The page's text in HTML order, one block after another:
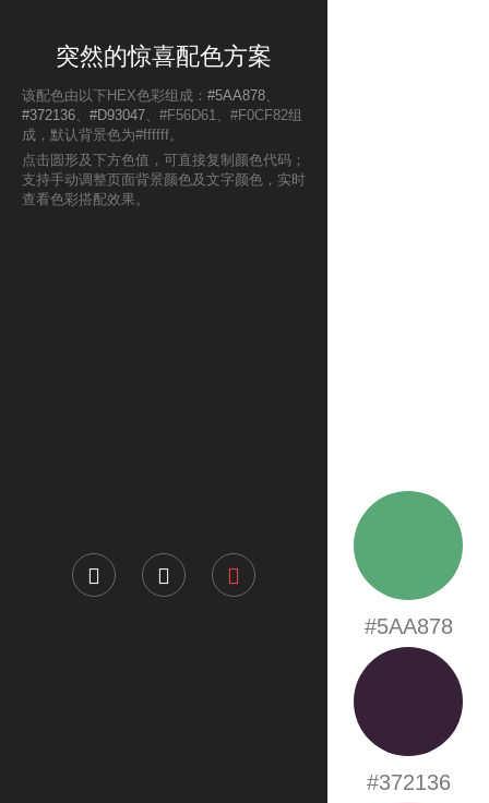
突然的惊喜配色方案
该配色由以下HEX色彩组成： #5AA878、
#372136、 #D93047、#F56D61、#F0CF82组
成，默认背景色为#ffffff。
点击圆形及下方色值，可直接复制颜色代码；
支持手动调整页面背景颜色及文字颜色，实时
查看色彩搭配效果。
#5AA878
#372136